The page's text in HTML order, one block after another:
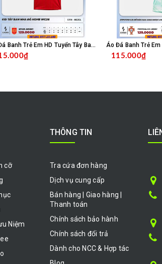
Áo Đá Banh Trẻ Em HD Tuyển Tây Ban Nha 26 - Đỏ
115.000₫
cỡ
Niệm
THÔNG TIN
Tra cứa đơn hàng
Dịch vụ cung cấp
Bán hàng | Giao hàng |
Thanh toán
Chính sách bảo hành
Chính sách đổi trả
Dành cho NCC & Hợp tác